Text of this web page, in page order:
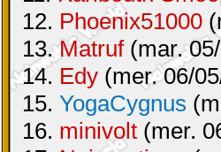
12. Phoenix51000
13.Matruf(mar.
14. Edy (mer. 06/
15. YogaCygnus
16. minivolt (mer.